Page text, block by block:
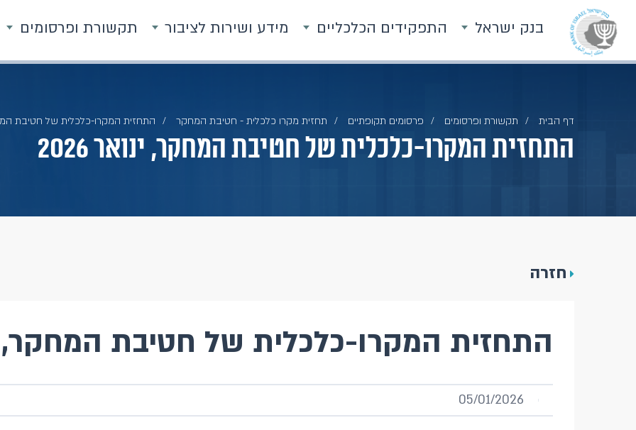
בנק ישראל התפקידים הכלכליים מידע ושירות לציבור תקשורת ופרסומים
דף הבית תקשורת ופרסומים פרסומים תקופתיים תחזית מקרו כלכלית - חטיבת המחקר התחזית המקרו-כלכלית של חטיבת
התחזית המקרו-כלכלית של חטיבת המחקר, ינואר 2026
חזרה
התחזית המקרו-כלכלית של חטיבת המחקר,
05/01/2026